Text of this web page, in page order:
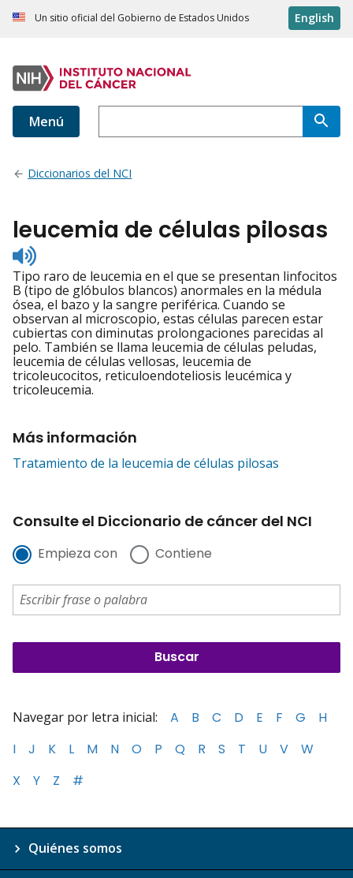
Un sitio oficial del Gobierno de Estados Unidos English
Menú
Diccionarios del NCI
leucemia de células pilosas
Listen
to
pronunciation
Tipo raro de leucemia en el que se presentan linfocitos
B (tipo de glóbulos blancos) anormales en la médula
ósea, el bazo y la sangre periférica. Cuando se
observan al microscopio, estas células parecen estar
cubiertas con diminutas prolongaciones parecidas al
pelo. También se llama leucemia de células peludas,
leucemia de células vellosas, leucemia de
tricoleucocitos, reticuloendoteliosis leucémica y
tricoleucemia.
Más información
Tratamiento de la leucemia de células pilosas
Consulte el Diccionario de cáncer del NCI
Empieza con Contiene
Navegar por letra inicial: A B C D E F G
H
I
J K L M N O P Q R S T U V
W
X
Y Z #
Quiénes somos